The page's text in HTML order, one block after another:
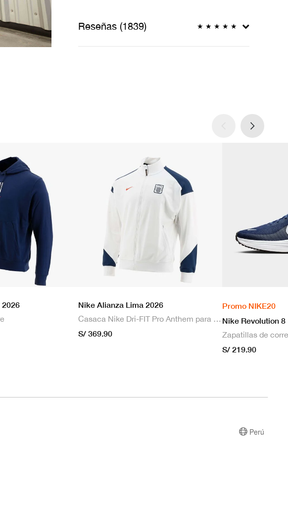
Reseñas (1839) ★ ★ ★ ★ ★
Nike Alianza Lima 2026
Casaca Nike Dri-FIT Pro Anthem para hombre
S/ 369.90
Promo NIKE20
Nike Revolution 8
S/ 219.90
Perú